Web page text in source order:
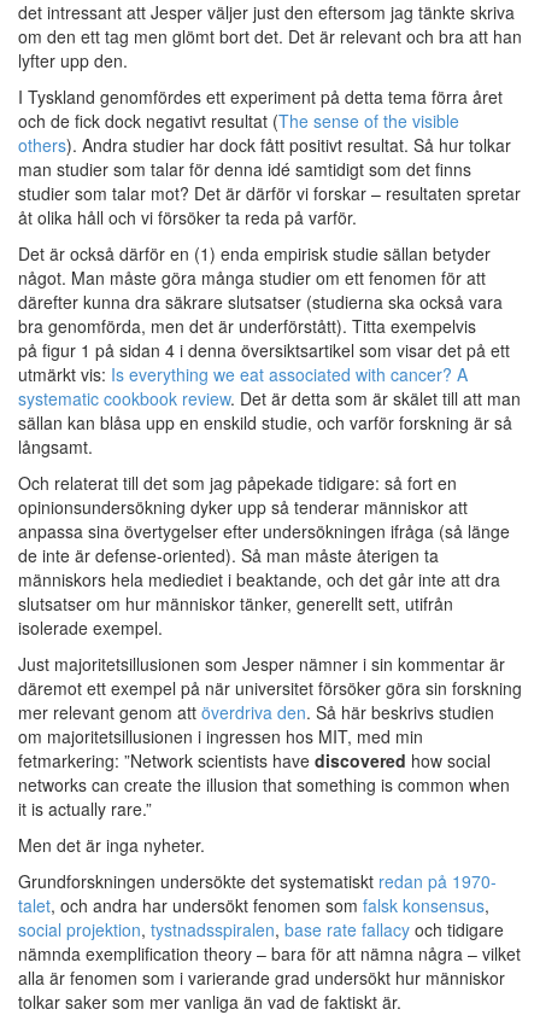
det intressant att Jesper väljer just den eftersom jag tänkte skriva
om den ett tag men glömt bort det. Det är relevant och bra att han
lyfter upp den.
I Tyskland genomfördes ett experiment på detta tema förra året
och de fick dock negativt resultat (The sense of the visible
others). Andra studier har dock fått positivt resultat. Så hur tolkar
man studier som talar för denna idé samtidigt som det finns
studier som talar mot? Det är därför vi forskar – resultaten spretar
åt olika håll och vi försöker ta reda på varför.
Det är också därför en (1) enda empirisk studie sällan betyder
något. Man måste göra många studier om ett fenomen för att
därefter kunna dra säkrare slutsatser (studierna ska också vara
bra genomförda, men det är underförstått). Titta exempelvis
på figur 1 på sidan 4 i denna översiktsartikel som visar det på ett
utmärkt vis: Is everything we eat associated with cancer? A
systematic cookbook review. Det är detta som är skälet till att man
sällan kan blåsa upp en enskild studie, och varför forskning är så
långsamt.
Och relaterat till det som jag påpekade tidigare: så fort en
opinionsundersökning dyker upp så tenderar människor att
anpassa sina övertygelser efter undersökningen ifråga (så länge
de inte är defense-oriented). Så man måste återigen ta
människors hela mediediet i beaktande, och det går inte att dra
slutsatser om hur människor tänker, generellt sett, utifrån
isolerade exempel.
Just majoritetsillusionen som Jesper nämner i sin kommentar är
däremot ett exempel på när universitet försöker göra sin forskning
mer relevant genom att överdriva den. Så här beskrivs studien
om majoritetsillusionen i ingressen hos MIT, med min
fetmarkering: ”Network scientists have discovered how social
networks can create the illusion that something is common when
it is actually rare.”
Men det är inga nyheter.
Grundforskningen undersökte det systematiskt redan på 1970-
talet, och andra har undersökt fenomen som falsk konsensus,
social projektion, tystnadsspiralen, base rate fallacy och tidigare
nämnda exemplification theory – bara för att nämna några – vilket
alla är fenomen som i varierande grad undersökt hur människor
tolkar saker som mer vanliga än vad de faktiskt är.